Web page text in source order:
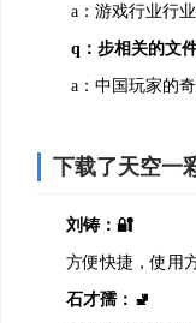
3、安装完成即可
a：游戏行业行业
q：步相关的文件
a：中国玩家的奇
下载了天空一
刘铸：🔐
方便快捷，使用
石才孺：🚽